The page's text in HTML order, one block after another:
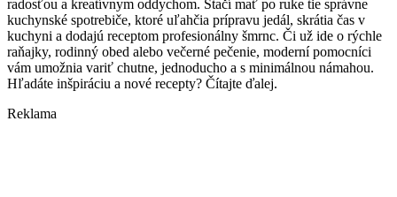
radosťou a kreatívnym oddychom. Stačí mať po ruke tie správne
kuchynské spotrebiče, ktoré uľahčia prípravu jedál, skrátia čas v
kuchyni a dodajú receptom profesionálny šmrnc. Či už ide o rýchle
raňajky, rodinný obed alebo večerné pečenie, moderní pomocníci
vám umožnia variť chutne, jednoducho a s minimálnou námahou.
Hľadáte inšpiráciu a nové recepty? Čítajte ďalej.
Reklama